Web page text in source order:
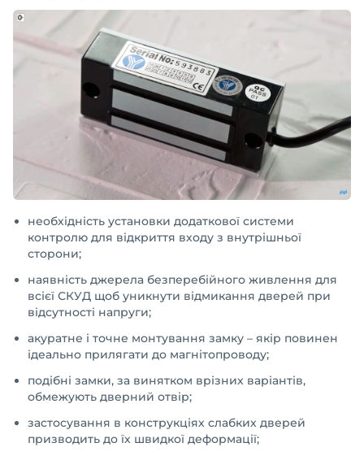
необхідність установки додаткової системи
контролю для відкриття входу з внутрішньої
сторони;
наявність джерела безперебійного живлення для
всієї СКУД щоб уникнути відмикання дверей при
відсутності напруги;
акуратне і точне монтування замку – якір повинен
ідеально прилягати до магнітопроводу;
подібні замки, за винятком врізних варіантів,
обмежують дверний отвір;
застосування в конструкціях слабких дверей
призводить до їх швидкої деформації;